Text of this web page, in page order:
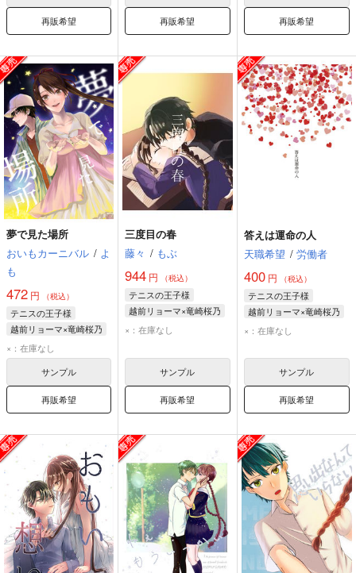
再販希望 再販希望 再販希望
夢で見た場所
おいもカーニバル / よ
も
472 円 （税込）
テニスの王子様
越前リョーマ×竜崎桜乃
越前リョーマ
竜崎桜乃
×：在庫なし
サンプル
再販希望
三度目の春
藤々 / もぶ
944 円 （税込）
テニスの王子様
越前リョーマ×竜崎桜乃
越前リョーマ
×：在庫なし
サンプル
再販希望
答えは運命の人
天職希望 / 労働者
400円 （税込）
テニスの王子様
越前リョーマ×竜崎桜乃
越前リョーマ
×：在庫なし
サンプル
再販希望